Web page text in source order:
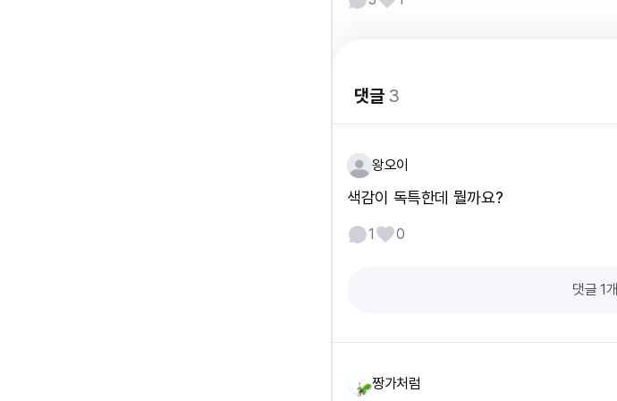
댓글3
왕오이
색감이 독특한데 뭘까요?
1 0
댓글 1개
짱가처럼